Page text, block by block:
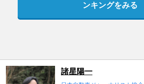
ンキングをみる
諸星陽一